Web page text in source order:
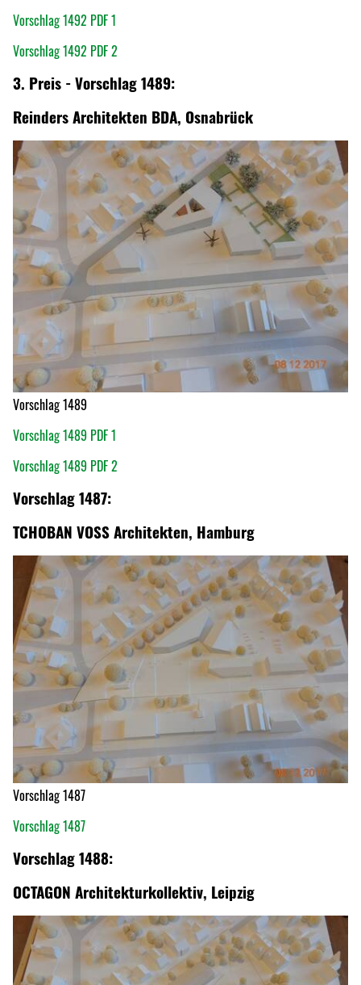
Vorschlag 1492 PDF 1
Vorschlag 1492 PDF 2
3. Preis - Vorschlag 1489:
Reinders Architekten BDA, Osnabrück
Vorschlag 1489
Vorschlag 1489 PDF 1
Vorschlag 1489 PDF 2
Vorschlag 1487:
TCHOBAN VOSS Architekten, Hamburg
Vorschlag 1487
Vorschlag 1487
Vorschlag 1488:
OCTAGON Architekturkollektiv, Leipzig